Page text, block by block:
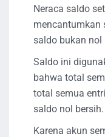
Neraca saldo
mencantumkan
saldo bukan nol
Saldo ini
bahwa total
total semua
saldo nol bersih.
Karena akun